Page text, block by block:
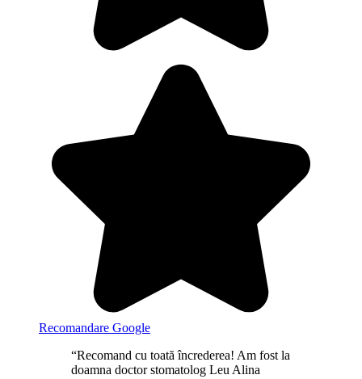
Recomandare Google
“Recomand cu toată încrederea! Am fost la
doamna doctor stomatolog Leu Alina